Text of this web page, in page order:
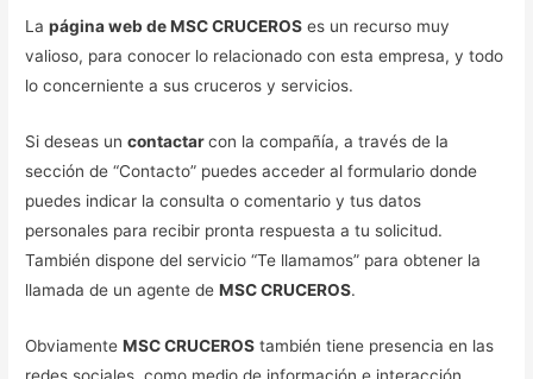
Lapágina web de MSC CRUCEROS es un recurso muy
valioso, para conocer lo relacionado con esta empresa, y todo
lo concerniente a sus cruceros y servicios.
Si deseas uncontactarcon la compañía, a través de la
sección de “Contacto” puedes acceder al formulario donde
puedes indicar la consulta o comentario y tus datos
personales para recibir pronta respuesta a tu solicitud.
También dispone del servicio “Te llamamos” para obtener la
llamada de un agente deMSC CRUCEROS.
ObviamenteMSC CRUCEROS también tiene presencia en las